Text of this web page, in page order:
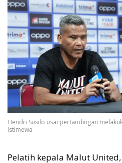
Hendri Susilo usai pertandingan
Istimewa
Pelatih kepala Malut